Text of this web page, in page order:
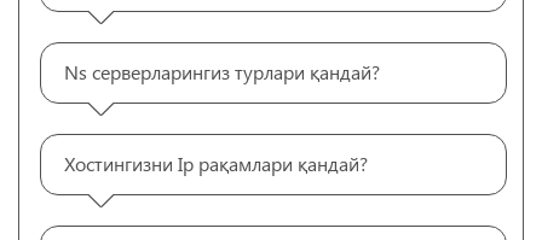
Ns серверларингиз турлари қандай?
Хостингизни Ip рақамлари қандай?